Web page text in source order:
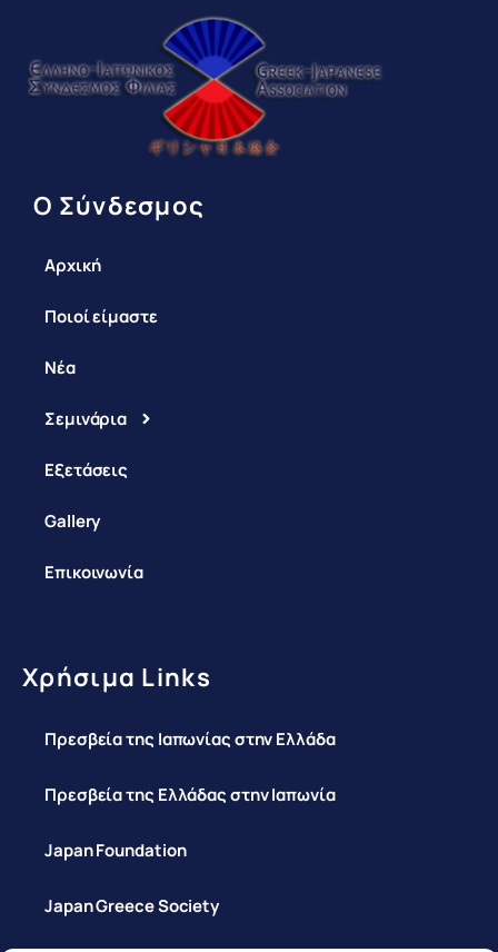
Ο Σύνδεσμος
Αρχική
Ποιοί είμαστε
Νέα
Σεμινάρια
Εξετάσεις
Gallery
Επικοινωνία
Χρήσιμα Links
Πρεσβεία της Ιαπωνίας στην Ελλάδα
Πρεσβεία της Ελλάδας στην Ιαπωνία
Japan Foundation
Japan Greece Society